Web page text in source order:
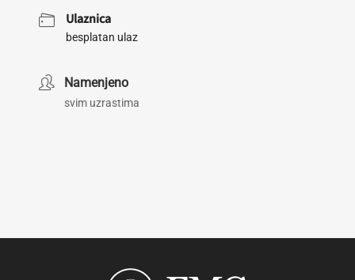
Ulaznica
besplatan ulaz
Namenjeno
svim uzrastima